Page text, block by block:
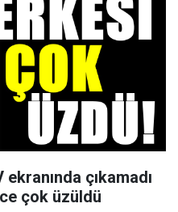
çıkamadı
çok üzüldü